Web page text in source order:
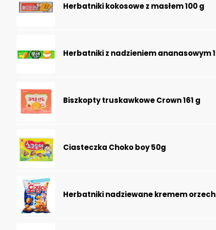
Herbatniki kokosowe z masłem 100 g
Herbatniki z nadzieniem ananasowym
Biszkopty truskawkowe Crown 161 g
Ciasteczka Choko boy 50g
Herbatniki nadziewane kremem